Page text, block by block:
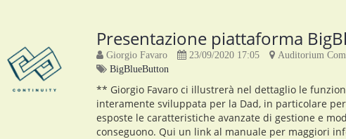
Presentazione piattaforma
Giorgio Favaro 23/09/2020 17:05
Auditorium
BigBlueButton
** Giorgio Favaro ci illustrerà nel dettaglio le
interamente sviluppata per la Dad, in particolare
esposte le caratteristiche avanzate di gestione e
conseguono. Qui un link al manuale per maggiori